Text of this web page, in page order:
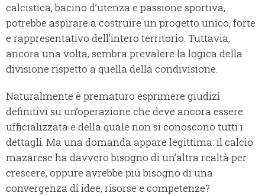
calcistica, bacino d’utenza e passione sportiva,
potrebbe aspirare a costruire un progetto unico, forte
e rappresentativo dell’intero territorio. Tuttavia,
ancora una volta, sembra prevalere la logica della
divisione rispetto a quella della condivisione.
Naturalmente è prematuro esprimere giudizi
definitivi su un’operazione che deve ancora essere
ufficializzata e della quale non si conoscono tutti i
dettagli. Ma una domanda appare legittima: il calcio
mazarese ha davvero bisogno di un’altra realtà per
crescere, oppure avrebbe più bisogno di una
convergenza di idee, risorse e competenze?